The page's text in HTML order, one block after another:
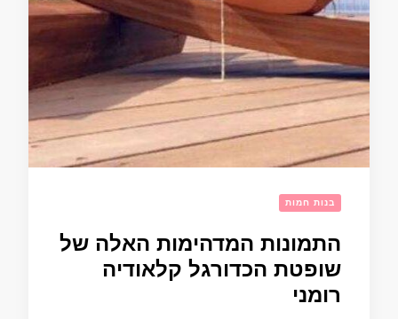
בנות חמות
התמונות המדהימות האלה של
שופטת הכדורגל קלאודיה
רומני